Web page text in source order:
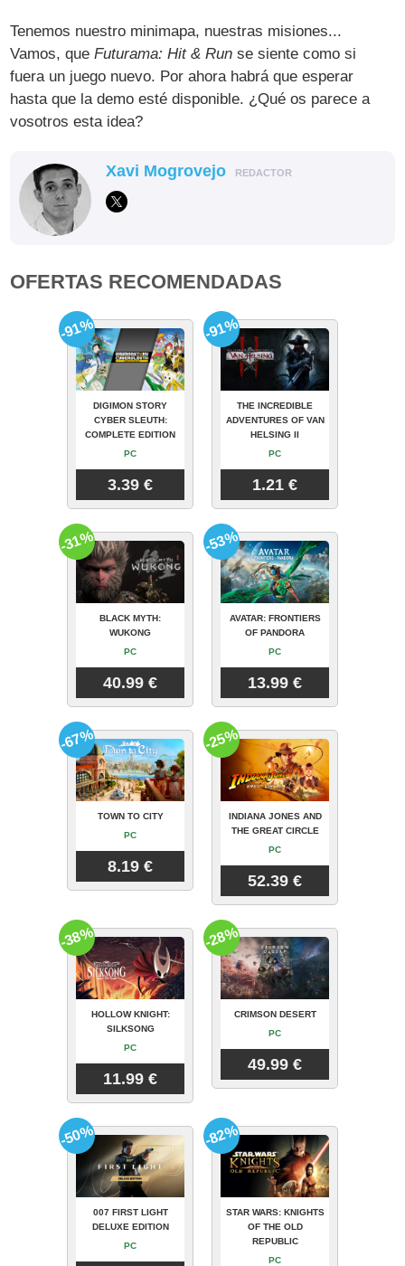
Tenemos nuestro minimapa, nuestras misiones...
Vamos, queFuturama: Hit & Run se siente como si
fuera un juego nuevo. Por ahora habrá que esperar
hasta que la demo esté disponible. ¿Qué os parece a
vosotros esta idea?
Xavi Mogrovejo REDACTOR
OFERTAS RECOMENDADAS
DIGIMON STORY
CYBER SLEUTH:
COMPLETE EDITION
PC
3.39 €
-91%
THE INCREDIBLE
ADVENTURES OF VAN
HELSING II
PC
1.21 €
-91%
BLACK MYTH:
WUKONG
PC
40.99 €
-31%
AVATAR: FRONTIERS
OF PANDORA
PC
13.99 €
-53%
TOWN TO CITY
PC
8.19 €
-67%
INDIANA JONES AND
THE GREAT CIRCLE
PC
52.39 €
-25%
HOLLOW KNIGHT:
SILKSONG
PC
11.99 €
-38%
CRIMSON DESERT
PC
49.99 €
-28%
007 FIRST LIGHT
DELUXE EDITION
PC
-50%
STAR WARS: KNIGHTS
OF THE OLD
REPUBLIC
PC
-82%